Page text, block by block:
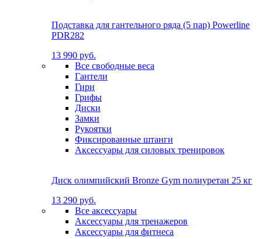
Подставка для гантельного ряда (5 пар) Powerline
PDR282
13 990 руб.
Все свободные веса
Гантели
Гири
Грифы
Диски
Замки
Рукоятки
Фиксированные штанги
Аксессуары для силовых тренировок
Диск олимпийский Bronze Gym полиуретан 25 кг
13 290 руб.
Все аксессуары
Аксессуары для тренажеров
Аксессуары для фитнеса